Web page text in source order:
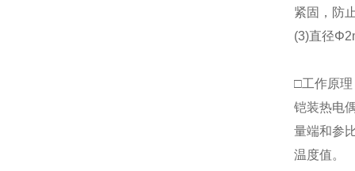
紧固，防
(3)直径
□工作原理
铠装热电
量端和参
温度值。